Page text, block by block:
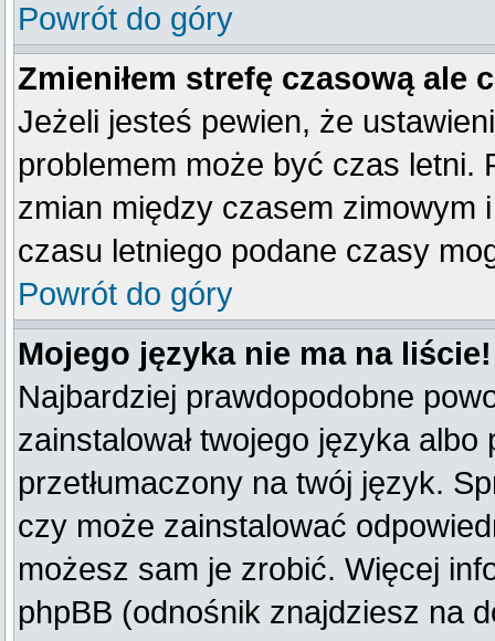
Powrót do góry
Zmieniłem strefę czasową ale
Jeżeli jesteś pewien, że
problemem może być czas letni.
zmian między czasem zimowym
czasu letniego podane czasy
Powrót do góry
Mojego języka nie ma na liście!
Najbardziej prawdopodobne
zainstalował twojego języka
przetłumaczony na twój język.
czy może zainstalować
możesz sam je zrobić. Więcej
phpBB (odnośnik znajdziesz na